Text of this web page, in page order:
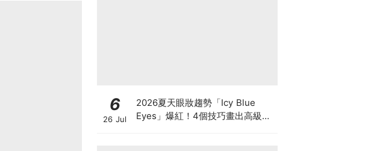
6
26 Jul
2026夏天眼妝趨勢「Icy Blue
Eyes」爆紅！4個技巧畫出高級冰